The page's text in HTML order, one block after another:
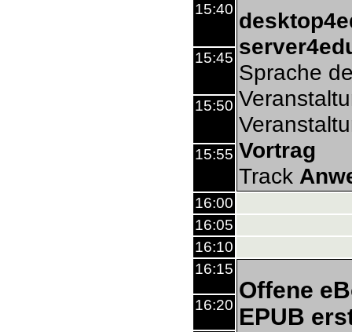
Sprache
Vortrag
Track
15:40
15:45
15:50
15:55
16:00
16:05
16:10
16:15
Offene
EPUB
16:20